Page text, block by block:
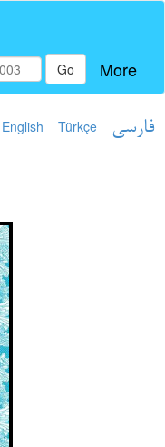
Go More
English Türkçe فارسی